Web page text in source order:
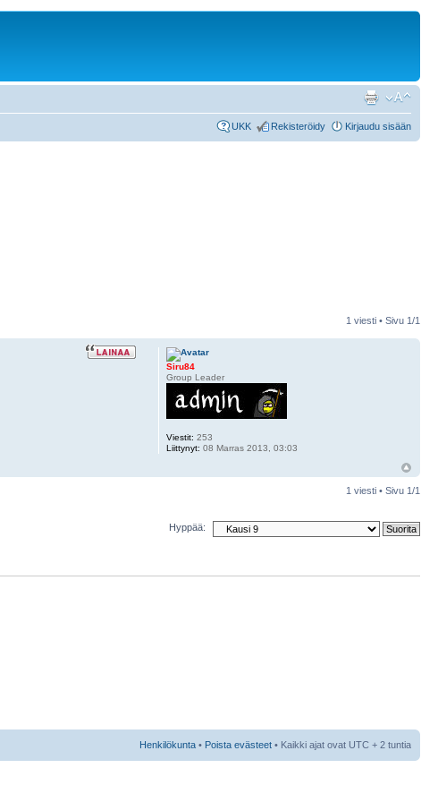
UKK Rekisteröidy Kirjaudu sisään
1 viesti • Sivu 1/1
Siru84
Group Leader
Viestit: 253
Liittynyt: 08 Marras 2013, 03:03
1 viesti • Sivu 1/1
Hyppää:
Henkilökunta • Poista evästeet • Kaikki ajat ovat UTC + 2 tuntia